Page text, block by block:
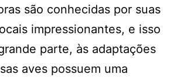
são conhecidas por suas
impressionantes, e isso
parte, às adaptações
aves possuem uma